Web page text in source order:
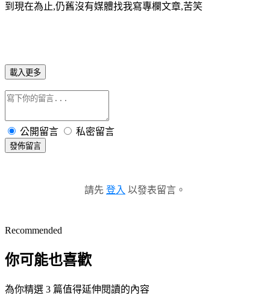
到現在為止,仍舊沒有媒體找我寫專欄文章,苦笑
載入更多
公開留言 私密留言
發佈留言
請先 登入 以發表留言。
Recommended
你可能也喜歡
為你精選 3 篇值得延伸閱讀的內容